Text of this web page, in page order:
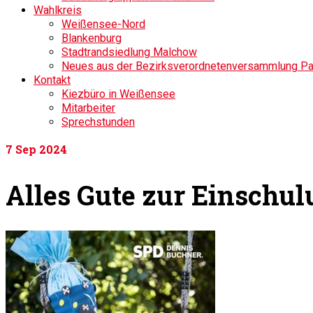
Wahlkreis
Weißensee-Nord
Blankenburg
Stadtrandsiedlung Malchow
Neues aus der Bezirksverordnetenversammlung
Kontakt
Kiezbüro in Weißensee
Mitarbeiter
Sprechstunden
7 Sep 2024
Alles Gute zur